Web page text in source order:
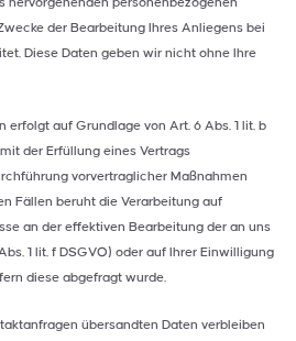
der Bearbeitung Ihres Anliegens bei
Diese Daten geben wir nicht ohne Ihre
erfolgt auf Grundlage von Art. 6 Abs. 1 lit. b
der Erfüllung eines Vertrags
vorvertraglicher Maßnahmen
Fällen beruht die Verarbeitung auf
an der effektiven Bearbeitung der an uns
1 lit. f DSGVO) oder auf Ihrer Einwilligung
diese abgefragt wurde.
übersandten Daten verbleiben